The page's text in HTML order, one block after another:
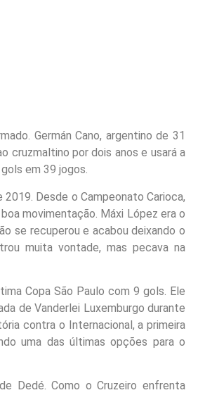
Germán Cano, argentino de 31
cruzmaltino por dois anos e usará a
em 39 jogos.
Desde o Campeonato Carioca,
movimentação. Máxi López era o
se recuperou e acabou deixando o
muita vontade, mas pecava na
Copa São Paulo com 9 gols. Ele
de Vanderlei Luxemburgo durante
contra o Internacional, a primeira
uma das últimas opções para o
Dedé. Como o Cruzeiro enfrenta